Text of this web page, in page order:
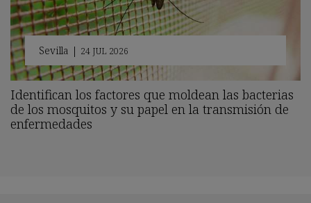
Sevilla | 24 JUL 2026
Identifican los factores que moldean las bacterias
de los mosquitos y su papel en la transmisión de
enfermedades